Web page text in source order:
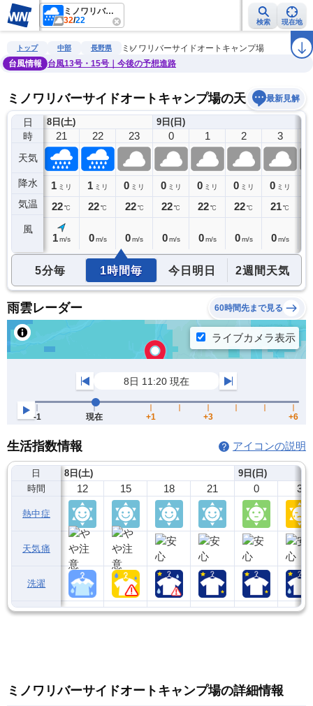
ミノワリバーサイドオートキャンプ場
32/22 検索 現在地
雨雲レーダー 台風情報 地震情報 警報・注意報 2週間天気 ラ
トップ 中部 長野県
ミノワリバーサイドオートキャンプ場
台風情報
台風13号・15号｜今後の予想進路
ミノワリバーサイドオートキャンプ場の天気予報最新見解
日
時
天気
降水
気温
風
8日(土)
20
3ミリ
22℃
21
1 ミリ
22℃
1 m/s
22
1 ミリ
22℃
0 m/s
23
0 ミリ
22 ℃
0m/s
9日(日)
0
0 ミリ
22℃
0 m/s
1
0 ミリ
22℃
0 m/s
2
0 ミリ
22℃
0 m/s
3
0 ミリ
21℃
0 m/s
5分毎 1時間毎 今日明日 2週間天気
雨雲レーダー 60時間先まで見る
生活指数情報 アイコンの説明
日
時間
熱中症
天気痛
洗濯
8日(土)
12 15 18 21
9日(日)
0 3
ミノワリバーサイドオートキャンプ場の詳細情報